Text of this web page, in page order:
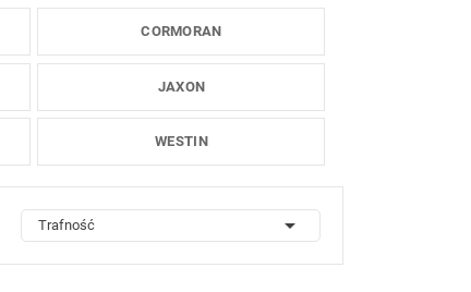
CORMORAN
JAXON
WESTIN
Trafność 